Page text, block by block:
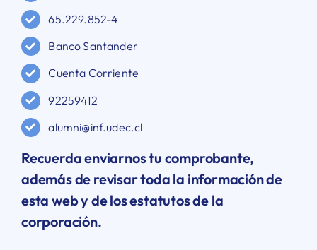
65.229.852-4
Banco Santander
Cuenta Corriente
92259412
alumni@inf.udec.cl
Recuerda enviarnos tu comprobante,
además de revisar toda la información de
esta web y de los estatutos de la
corporación.